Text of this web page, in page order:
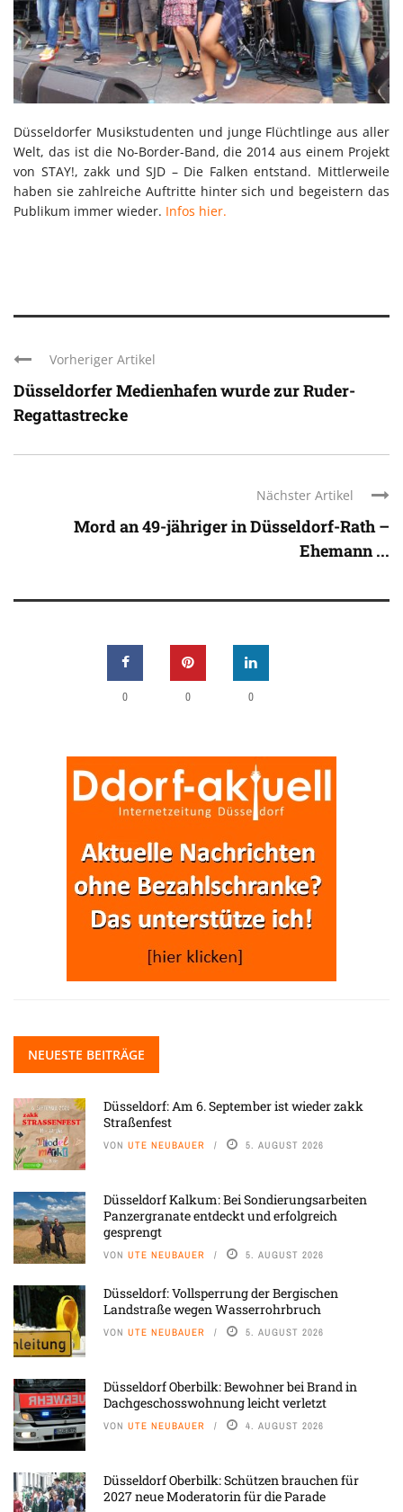
Düsseldorfer Musikstudenten und junge Flüchtlinge aus aller
Welt, das ist die No-Border-Band, die 2014 aus einem Projekt
von STAY!, zakk und SJD – Die Falken entstand. Mittlerweile
haben sie zahlreiche Auftritte hinter sich und begeistern das
Publikum immer wieder. Infos hier.
Vorheriger Artikel
Düsseldorfer Medienhafen wurde zur Ruder-
Regattastrecke
Nächster Artikel
Mord an 49-jähriger in Düsseldorf-Rath –
Ehemann ...
0 0 0
NEUESTE BEITRÄGE
Düsseldorf: Am 6. September ist wieder zakk
Straßenfest
VON UTE NEUBAUER 5. AUGUST 2026
Düsseldorf Kalkum: Bei Sondierungsarbeiten
Panzergranate entdeckt und erfolgreich
gesprengt
VON UTE NEUBAUER 5. AUGUST 2026
Düsseldorf: Vollsperrung der Bergischen
Landstraße wegen Wasserrohrbruch
VON UTE NEUBAUER 5. AUGUST 2026
Düsseldorf Oberbilk: Bewohner bei Brand in
Dachgeschosswohnung leicht verletzt
VON UTE NEUBAUER 4. AUGUST 2026
Düsseldorf Oberbilk: Schützen brauchen für
2027 neue Moderatorin für die Parade